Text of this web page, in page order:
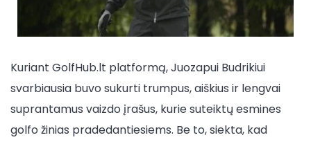
Kuriant GolfHub.lt platformą, Juozapui Budrikiui
svarbiausia buvo sukurti trumpus, aiškius ir lengvai
suprantamus vaizdo įrašus, kurie suteiktų esmines
golfo žinias pradedantiesiems. Be to, siekta, kad